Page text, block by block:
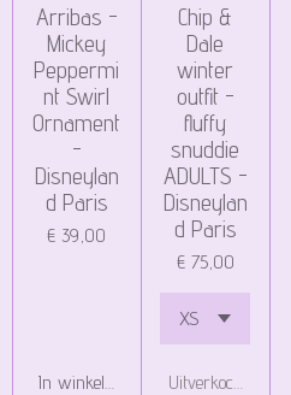
Arribas -
Mickey
Peppermi
nt Swirl
Ornament
-
Disneylan
d Paris
€ 39,00
In winkelwagen
Chip &
Dale
winter
outfit -
fluffy
snuddie
ADULTS -
Disneylan
d Paris
€ 75,00
Uitverkocht